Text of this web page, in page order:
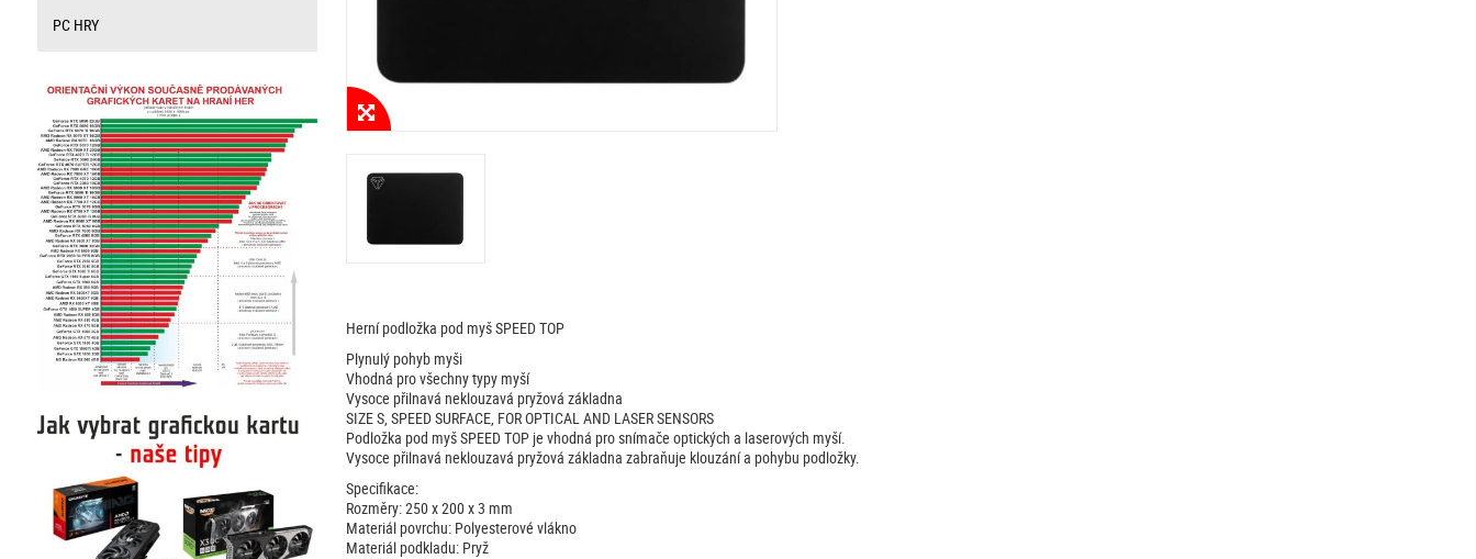
PC HRY
Herní podložka pod myš SPEED TOP
Plynulý pohyb myši
Vhodná pro všechny typy myší
Vysoce přilnavá neklouzavá pryžová základna
SIZE S, SPEED SURFACE, FOR OPTICAL AND LASER SENSORS
Podložka pod myš SPEED TOP je vhodná pro snímače optických a laserových myší.
Vysoce přilnavá neklouzavá pryžová základna zabraňuje klouzání a pohybu podložky.
Specifikace:
Rozměry: 250 x 200 x 3 mm
Materiál povrchu: Polyesterové vlákno
Materiál podkladu: Pryž